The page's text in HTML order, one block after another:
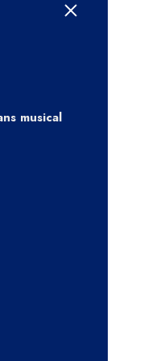
musical
termes de
d'autres mots